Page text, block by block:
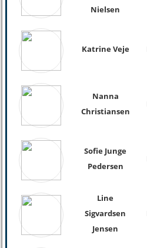
Nielsen
Katrine Veje
Nanna
Christiansen
Sofie Junge
Pedersen
Line
Sigvardsen
Jensen